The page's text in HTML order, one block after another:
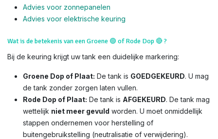
Advies voor zonnepanelen
Advies voor elektrische keuring
Wat is de betekenis van een Groene 🟢 of Rode Dop🔴?
Bij de keuring krijgt uw tank een duidelijke markering:
Groene Dop of Plaat: De tank is GOEDGEKEURD. U mag
de tank zonder zorgen laten vullen.
Rode Dop of Plaat: De tank is AFGEKEURD. De tank mag
wettelijk niet meer gevuld worden. U moet onmiddellijk
stappen ondernemen voor herstelling of
buitengebruikstelling (neutralisatie of verwijdering).